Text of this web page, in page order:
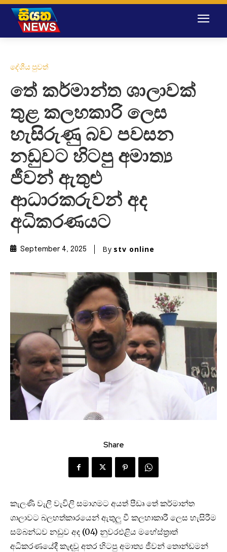
දේශීය පුවත්
තේ කර්මාන්ත ශාලාවක්
තුළ කලහකාරි ලෙස
හැසිරුණු බව පවසන
නඩුවට හිටපු අමාත්‍ය
ජීවන් ඇතුළු
ආධාරකරුවන් අද
අධිකරණයට
September 4, 2025 By stv online
Share
කැලණි වැලි වැවිලි සමාගමට අයත් පීඩෘ තේ කර්මාන්ත
ශාලාවට බලහත්කාරයෙන් ඇතුලු වී කලහාකාරී ලෙස හැසිරීම
සම්බන්ධව නඩුව අද (04) නුවරඑළිය මහේස්ත්‍රාත්
අධිකරණයේදී කැඳවූ අතර හිටපු අමාත්‍ය ජීවන් තොන්ඩමන්